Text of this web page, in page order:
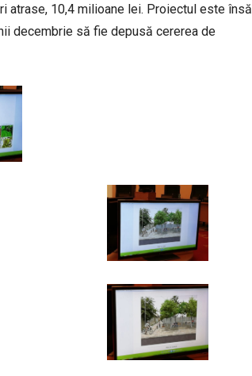
atrase, 10,4 milioane lei. Proiectul este însă
decembrie să fie depusă cererea de